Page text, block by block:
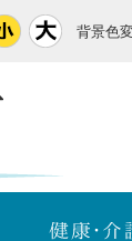
背景色